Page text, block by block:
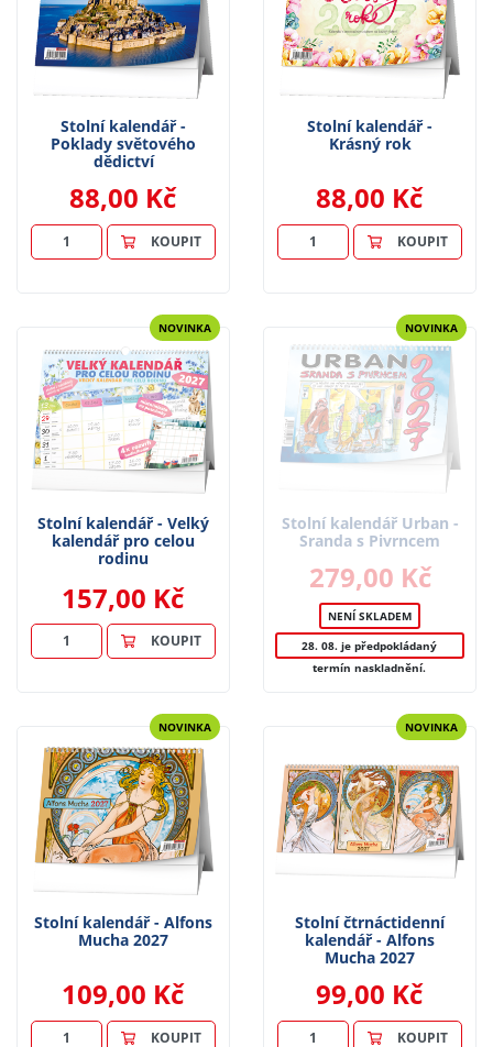
Stolní kalendář -
Poklady světového
dědictví
88,00 Kč
KOUPIT
Stolní kalendář -
Krásný rok
88,00 Kč
KOUPIT
NOVINKA
Stolní kalendář - Velký
kalendář pro celou
rodinu
157,00 Kč
KOUPIT
NOVINKA
Stolní kalendář Urban -
Sranda s Pivrncem
279,00 Kč
NENÍ SKLADEM
28. 08. je předpokládaný
termín naskladnění.
NOVINKA
Stolní kalendář - Alfons
Mucha 2027
109,00 Kč
KOUPIT
NOVINKA
Stolní čtrnáctidenní
kalendář - Alfons
Mucha 2027
99,00 Kč
KOUPIT